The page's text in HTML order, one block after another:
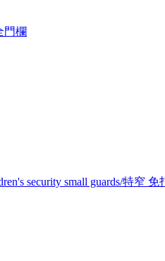
門欄
security small guards/特窄